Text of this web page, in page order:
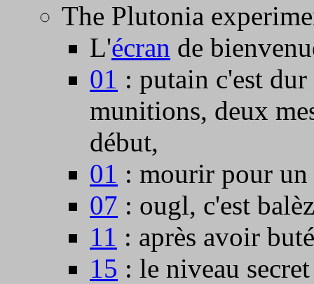
The Plutonia
L'écran de
01 : putain c'est
munitions, deux
début,
01 : mourir pour
07 : ougl, c'est
11 : après avoir
15 : le niveau